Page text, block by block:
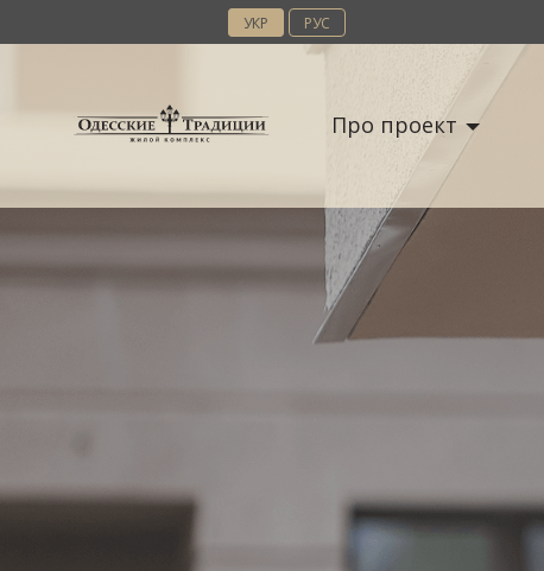
УКР РУС
Про проект